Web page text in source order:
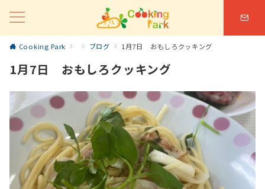
Cooking Park ブログ 1月7日 おもしろクッキング
1月7日 おもしろクッキング